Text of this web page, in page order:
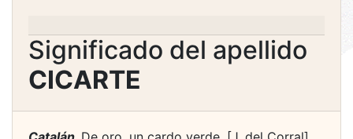
Significado del apellido
CICARTE